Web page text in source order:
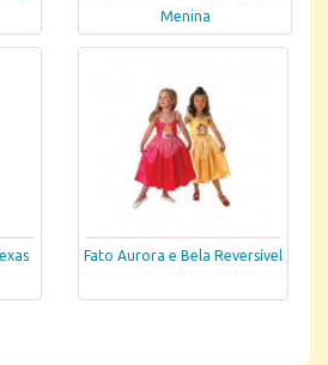
Menina
Fato Aurora e Bela Reversível